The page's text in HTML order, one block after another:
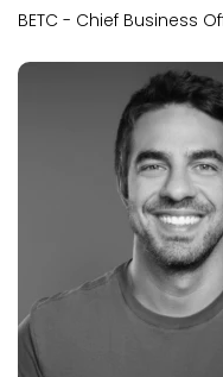
BETC - Chief Business